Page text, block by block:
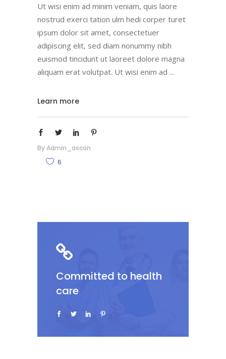
Ut wisi enim ad minim veniam, quis laore
nostrud exerci tation ulm hedi corper turet
ipsum dolor sit amet, consectetuer
adipiscing elit, sed diam nonummy nibh
euismod tincidunt ut laoreet dolore magna
aliquam erat volutpat. Ut wisi enim ad
Learn more
ByAdmin_ascon
6
Committed to health
care